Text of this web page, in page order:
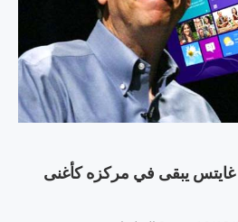
يبقى في مركزه كأغنى